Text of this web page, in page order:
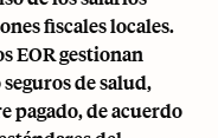
fiscales locales.
EOR gestionan
de salud,
pagado, de acuerdo